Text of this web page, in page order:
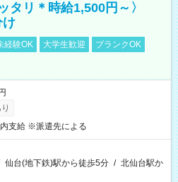
タリ＊時給1,500円～〉
け
経験OK 大学生歓迎
ブランクOK
支給 ※派遣先による
仙台(地下鉄)駅から徒歩5分 / 北仙台駅か